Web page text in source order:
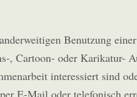
Benutzung
, Cartoon- oder Karikatur-
interessiert sind
E-Mail oder telefonisch